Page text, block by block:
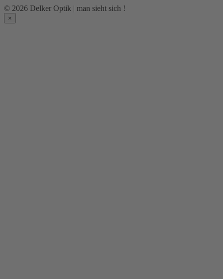
© 2026 Delker Optik | man sieht sich !
×